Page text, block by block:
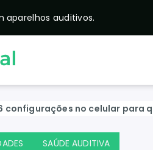
aparelhos auditivos.
configurações no celular para
SAÚDE AUDITIVA